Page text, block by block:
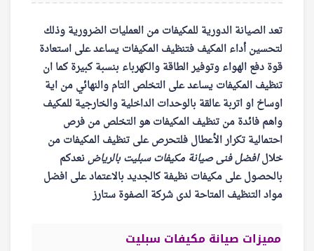
تعد الصيانة الدورية للمكيفات من العمليات الضرورية وذلك
لتحسين أداء المكيف فتنظيف المكيفات يساعد على استعادة
قوة دفع الهواء وتوفير الطاقة والكهرباء بنسبة كبيرة كما ان
تنظيف المكيفات يساعد على التخلص التام والنهائي من اية
اوساخ او اتربة عالقة بالوحدات الداخلية والخارجية للمكيف
واهم فائدة من تنظيف المكيفات هو التخلص من فرص
احتمالية تكرار الأعطال فلتحرص على تنظيف المكيفات من
خلالافضل فنى صيانة مكيفات سبليت بالرياضنعدكم
بالحصول على مكيفات نظيفة كالجديد بالاعتماد على افضل
مواد التنظيف المتاحة لدى شركة الصفوة ستارز
مميزات صيانة مكيفات سبليت